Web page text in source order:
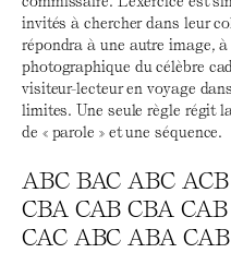
invités à chercher dans leur
répondra à une autre image,
photographique du célèbre
visiteur-lecteur en voyage
limites. Une seule règle régit
de « parole » et une séquence.
ABC BAC ABC
CBA CAB CBA
CAC ABC ABA